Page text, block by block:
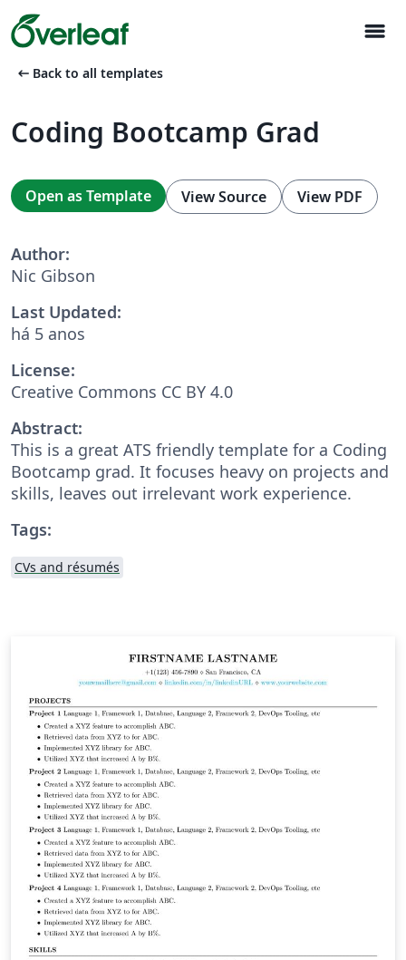
menu
arrow_left_alt Back to all templates
Coding Bootcamp Grad
Open as Template View Source View PDF
Author:
Nic Gibson
Last Updated:
há 5 anos
License:
Creative Commons CC BY 4.0
Abstract:
This is a great ATS friendly template for a Coding
Bootcamp grad. It focuses heavy on projects and
skills, leaves out irrelevant work experience.
Tags:
CVs and résumés